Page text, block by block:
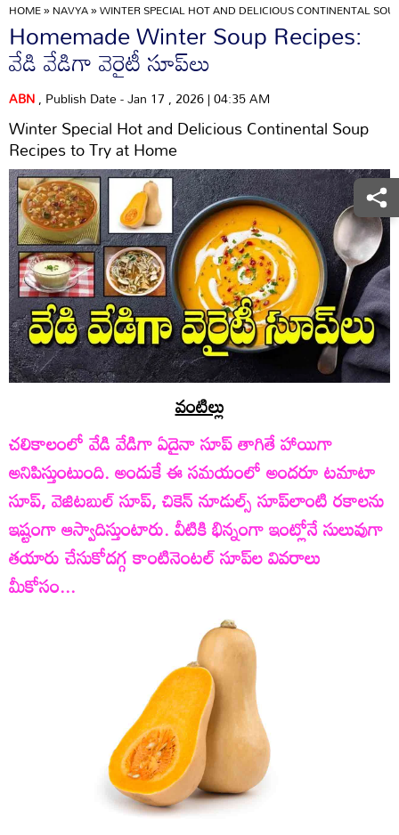
HOME»NAVYA»WINTER SPECIAL HOT AND DELICIOUS CONTINENTAL
Homemade Winter Soup Recipes:
వేడి వేడిగా వెరైటీ సూప్‌లు
ABN, Publish Date - Jan 17 , 2026 | 04:35 AM
Winter Special Hot and Delicious Continental Soup
Recipes to Try at Home
వంటిల్లు
చలికాలంలో వేడి వేడిగా ఏదైనా సూప్‌ తాగితే హాయిగా
అనిపిస్తుంటుంది. అందుకే ఈ సమయంలో అందరూ టమాటా
సూప్‌, వెజిటబుల్‌ సూప్‌, చికెన్‌ నూడుల్స్‌ సూప్‌లాంటి రకాలను
ఇష్టంగా ఆస్వాదిస్తుంటారు. వీటికి భిన్నంగా ఇంట్లోనే సులువుగా
తయారు చేసుకోదగ్గ కాంటినెంటల్‌ సూప్‌ల వివరాలు
మీకోసం...